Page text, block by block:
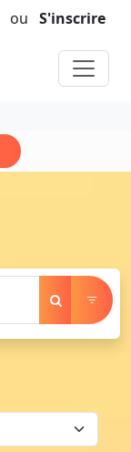
ou S'inscrire